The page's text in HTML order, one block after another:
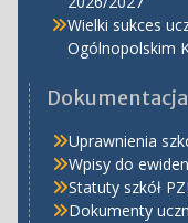
Wielki sukces
Ogólnopolskim
Dokumentacja
Uprawnienia
Wpisy do
Statuty szkół
Dokumenty